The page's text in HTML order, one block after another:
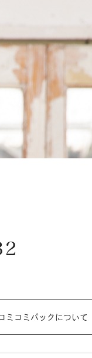
選ばれる理由
ミコミパックについて